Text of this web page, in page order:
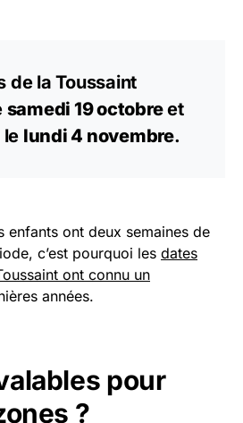
de la Toussaint
samedi 19 octobreet
lundi 4 novembre.
enfants ont deux semaines de
c’est pourquoi les dates
ont connu un
années.
pour
?